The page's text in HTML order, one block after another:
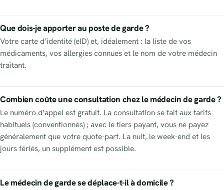
Que dois-je apporter au poste de garde ?
Votre carte d’identité (eID) et, idéalement : la liste de vos
médicaments, vos allergies connues et le nom de votre médecin
traitant.
Combien coûte une consultation chez le médecin de garde ?
Le numéro d’appel est gratuit. La consultation se fait aux tarifs
habituels (conventionnés) ; avec le tiers payant, vous ne payez
généralement que votre quote-part. La nuit, le week-end et les
jours fériés, un supplément est possible.
Le médecin de garde se déplace-t-il à domicile ?